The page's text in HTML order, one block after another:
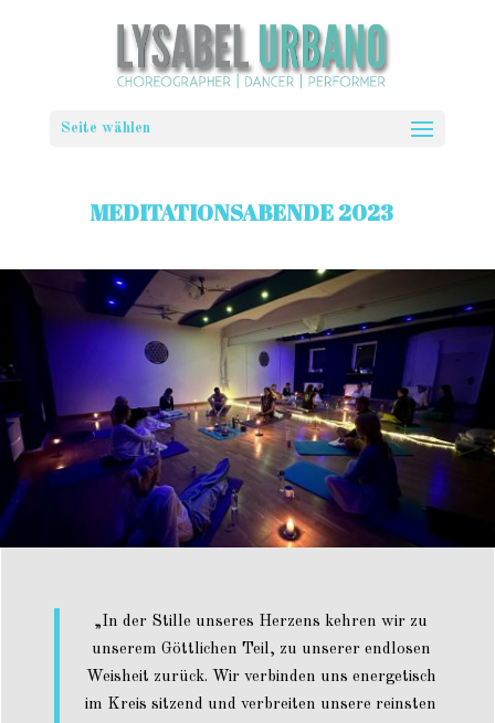
Seite wählen
MEDITATIONSABENDE 2023
„In der Stille unseres Herzens kehren wir zu
unserem Göttlichen Teil, zu unserer endlosen
Weisheit zurück. Wir verbinden uns energetisch
im Kreis sitzend und verbreiten unsere reinsten